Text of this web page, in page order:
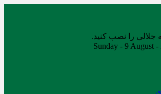
جلالی را نصب کنید.